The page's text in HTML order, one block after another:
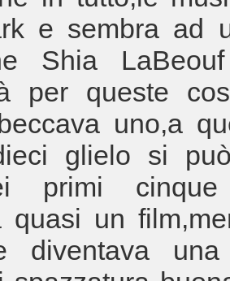
e sembra ad
Shia
per queste
uno,a
glielo si
primi cinque
quasi un
diventava una